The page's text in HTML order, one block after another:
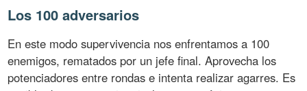
Los 100 adversarios
En este modo supervivencia nos enfrentamos a 100
enemigos, rematados por un jefe final. Aprovecha los
potenciadores entre rondas e intenta realizar agarres. Es